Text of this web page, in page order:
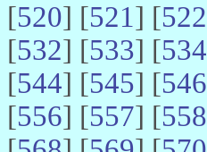
[520] [521] [522
[532] [533] [534
[544] [545] [546
[556] [557] [558